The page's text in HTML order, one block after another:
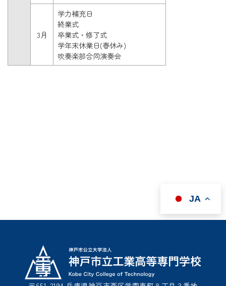
3月
学力補充日
終業式
卒業式・修了式
学年末休業日(春休み)
吹奏楽部合同演奏会
JA